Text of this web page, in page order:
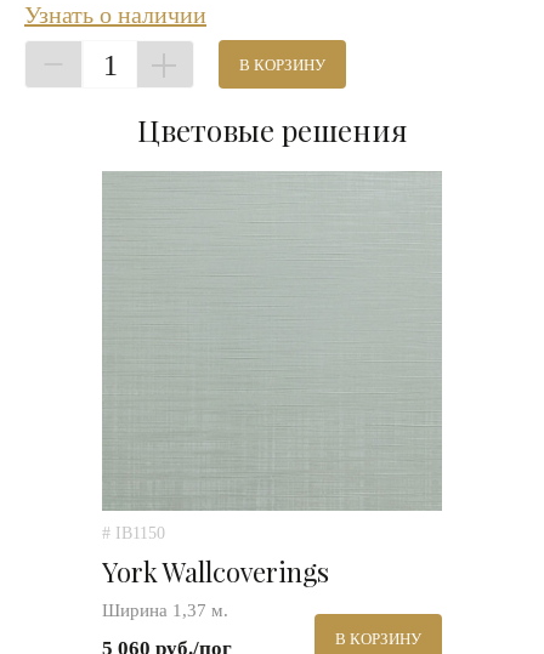
Узнать о наличии
1 В КОРЗИНУ
Цветовые решения
# IB1150
York Wallcoverings
Ширина 1,37 м.
5 060 руб./пог В КОРЗИНУ